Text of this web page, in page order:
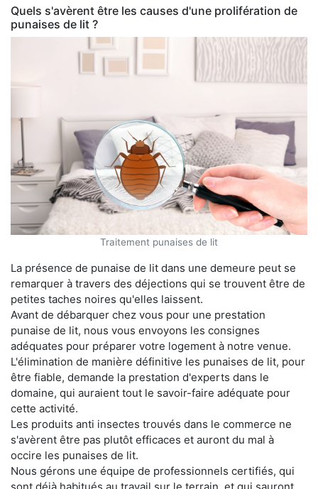
Quels s'avèrent être les causes d'une prolifération de
punaises de lit ?
Traitement punaises de lit
La présence de punaise de lit dans une demeure peut se
remarquer à travers des déjections qui se trouvent être de
petites taches noires qu'elles laissent.
Avant de débarquer chez vous pour une prestation
punaise de lit, nous vous envoyons les consignes
adéquates pour préparer votre logement à notre venue.
L'élimination de manière définitive les punaises de lit, pour
être fiable, demande la prestation d'experts dans le
domaine, qui auraient tout le savoir-faire adéquate pour
cette activité.
Les produits anti insectes trouvés dans le commerce ne
s'avèrent être pas plutôt efficaces et auront du mal à
occire les punaises de lit.
Nous gérons une équipe de professionnels certifiés, qui
sont déjà habitués au travail sur le terrain, et qui sauront